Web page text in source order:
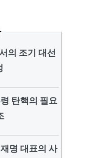
의 조기 대선
탄핵의 필요
명 대표의 사